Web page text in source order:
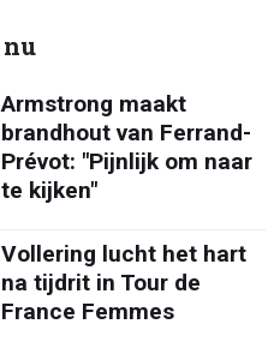
nu
Armstrong maakt
brandhout van Ferrand-
Prévot: "Pijnlijk om naar
te kijken"
Vollering lucht het hart
na tijdrit in Tour de
France Femmes